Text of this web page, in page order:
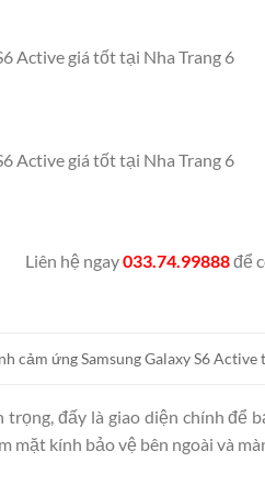
Liên hệ ngay033.74.99888để
cảm ứng Samsung Galaxy S6
đấy là giao diện chính
mặt kính bảo vệ bên ngoài và